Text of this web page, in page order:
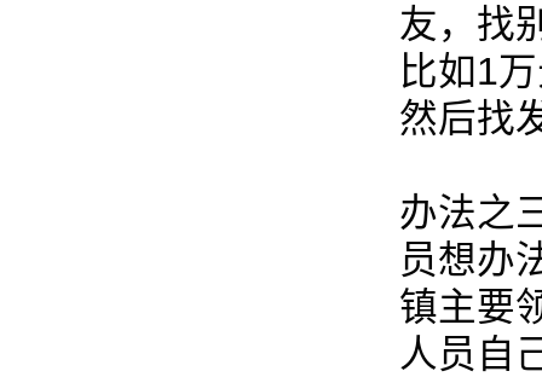
友，找
比如1
然后找
办法之
员想办
镇主要
人员自